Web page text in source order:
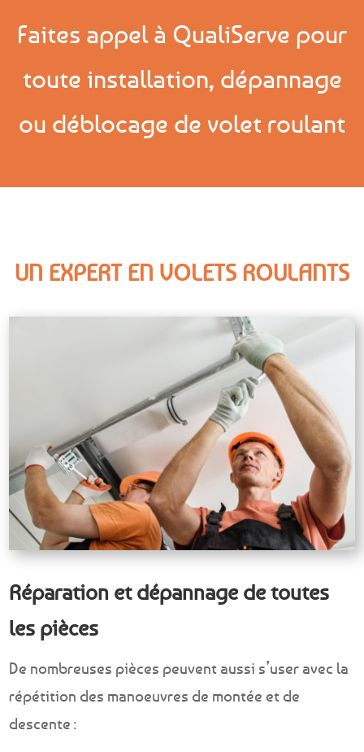
Faites appel à QualiServe pour
toute installation, dépannage
ou déblocage de volet roulant
UN EXPERT EN VOLETS ROULANTS
Réparation et dépannage de toutes
les pièces
De nombreuses pièces peuvent aussi s’user avec la
répétition des manoeuvres de montée et de
descente :